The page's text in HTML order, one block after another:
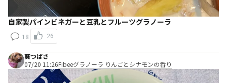
自家製パインビネガーと豆乳とフルーツグラノーラ
18 26
葵つばさ
07/20 11:26Fibeeグラノーラ りんごとシナモンの香り